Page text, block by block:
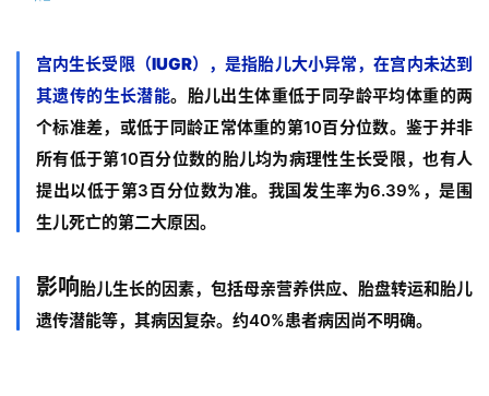
宫内生长受限（IUGR），是指胎儿大小异常，在宫内未达到
其遗传的生长潜能。 胎儿出生体重低于同孕龄平均体重的两
个标准差，或低于同龄正常体重的第10百分位数。鉴于并非
所有低于第10百分位数的胎儿均为病理性生长受限，也有人
提出以低于第3百分位数为准。我国发生率为6.39%，是围
生儿死亡的第二大原因。
影响胎儿生长的因素，包括母亲营养供应、胎盘转运和胎儿
遗传潜能等，其病因复杂。约40%患者病因尚不明确。